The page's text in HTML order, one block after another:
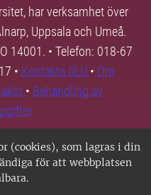
(cookies), som lagras i din
för att webbplatsen
har verksamhet över
Uppsala och Umeå.
14001. • Telefon: 018-67
• Kontakta SLU • Om
• Behandling av